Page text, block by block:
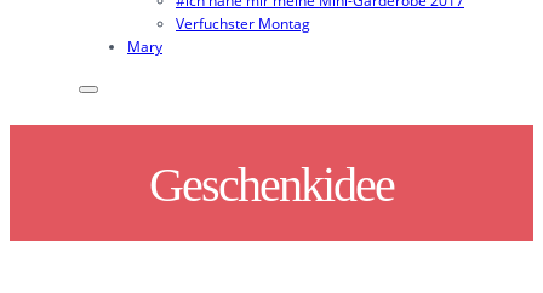
Verfuchster Montag
Mary
Geschenkidee